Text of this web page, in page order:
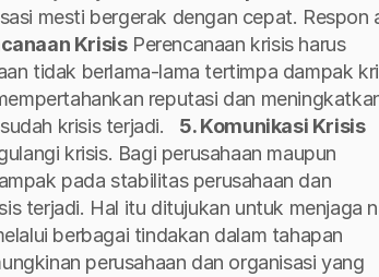
mesti bergerak dengan cepat. Respon
Krisis Perencanaan krisis harus
reputasi dan
krisis terjadi.
5. Komunikasi Krisis
krisis. Bagi perusahaan maupun
pada stabilitas perusahaan dan
terjadi. Hal itu ditujukan untuk menjaga
berbagai tindakan dalam tahapan
perusahaan dan organisasi yang